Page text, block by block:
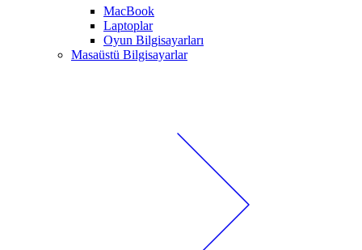
MacBook
Laptoplar
Oyun Bilgisayarları
Masaüstü Bilgisayarlar